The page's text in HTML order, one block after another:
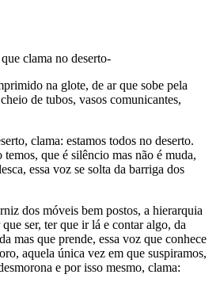
clama no deserto-
na glote, de ar que sobe pela
de tubos, vasos comunicantes,
clama: estamos todos no deserto.
temos, que é silêncio mas não é muda,
essa voz se solta da barriga dos
dos móveis bem postos, a hierarquia
ser, ter que ir lá e contar algo, da
mas que prende, essa voz que conhece
aquela única vez em que suspiramos,
e por isso mesmo, clama: